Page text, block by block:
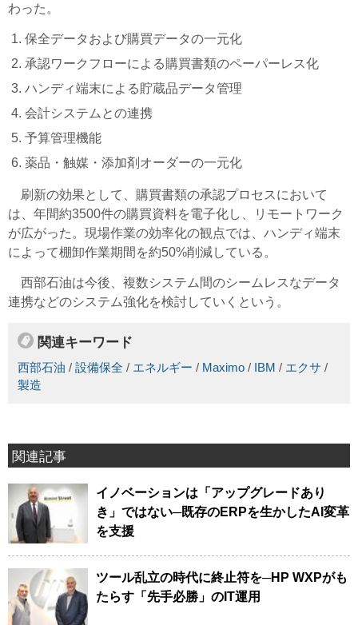
わった。
保全データおよび購買データの一元化
承認ワークフローによる購買書類のペーパーレス化
ハンディ端末による貯蔵品データ管理
会計システムとの連携
予算管理機能
薬品・触媒・添加剤オーダーの一元化
刷新の効果として、購買書類の承認プロセスにおいて
は、年間約3500件の購買資料を電子化し、リモートワーク
が広がった。現場作業の効率化の観点では、ハンディ端末
によって棚卸作業期間を約50%削減している。
西部石油は今後、複数システム間のシームレスなデータ
連携などのシステム強化を検討していくという。
関連キーワード
西部石油 / 設備保全 / エネルギー / Maximo / IBM / エクサ /
製造
関連記事
イノベーションは「アップグレードあり
き」ではない─既存のERPを生かしたAI変革
を支援
ツール乱立の時代に終止符を─HP WXPがも
たらす「先手必勝」のIT運用